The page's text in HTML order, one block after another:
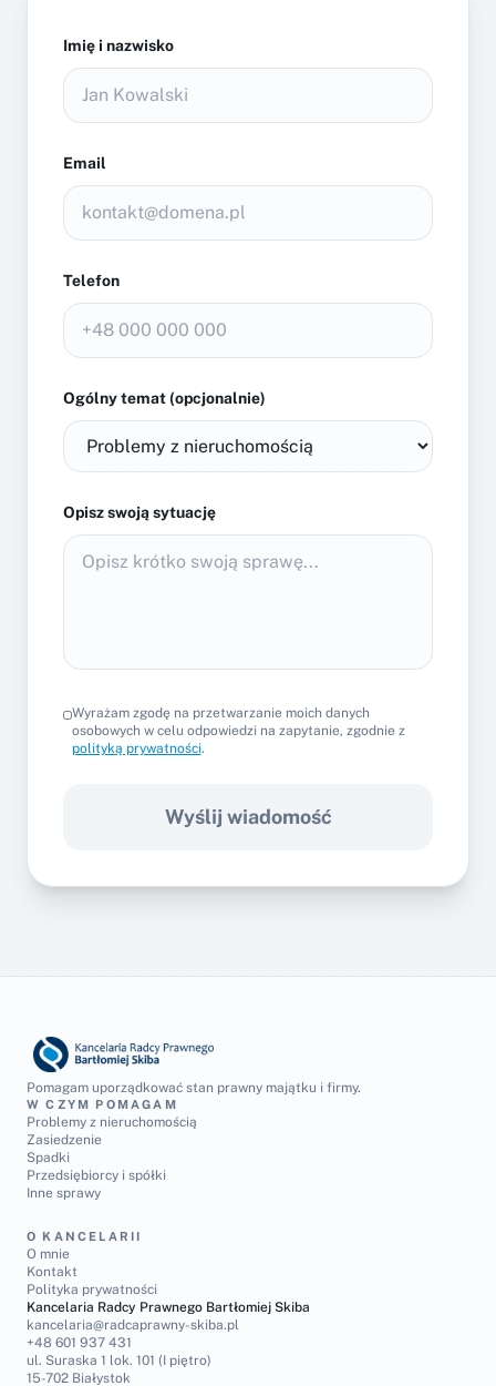
Imię i nazwisko
Email
Telefon
Ogólny temat (opcjonalnie)
Opisz swoją sytuację
Wyrażam zgodę na przetwarzanie moich danych
osobowych w celu odpowiedzi na zapytanie, zgodnie z
polityką prywatności.
Wyślij wiadomość
Pomagam uporządkować stan prawny majątku i firmy.
W CZYM POMAGAM
Problemy z nieruchomością
Zasiedzenie
Spadki
Przedsiębiorcy i spółki
Inne sprawy
O KANCELARII
O mnie
Kontakt
Polityka prywatności
Kancelaria Radcy Prawnego Bartłomiej Skiba
kancelaria@radcaprawny-skiba.pl
+48 601 937 431
ul. Suraska 1 lok. 101 (I piętro)
15-702 Białystok